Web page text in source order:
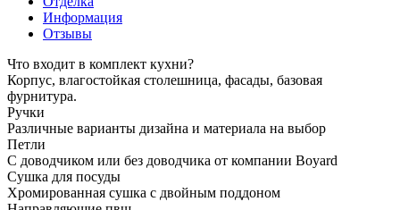
Информация
Отзывы
Что входит в комплект кухни?
Корпус, влагостойкая столешница, фасады, базовая
фурнитура.
Ручки
Различные варианты дизайна и материала на выбор
Петли
С доводчиком или без доводчика от компании Boyard
Сушка для посуды
Хромированная сушка с двойным поддоном